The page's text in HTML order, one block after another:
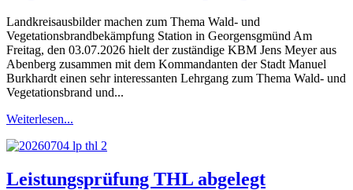
Landkreisausbilder machen zum Thema Wald- und
Vegetationsbrandbekämpfung Station in Georgensgmünd Am
Freitag, den 03.07.2026 hielt der zuständige KBM Jens Meyer aus
Abenberg zusammen mit dem Kommandanten der Stadt Manuel
Burkhardt einen sehr interessanten Lehrgang zum Thema Wald- und
Vegetationsbrand und...
Weiterlesen...
Leistungsprüfung THL abgelegt